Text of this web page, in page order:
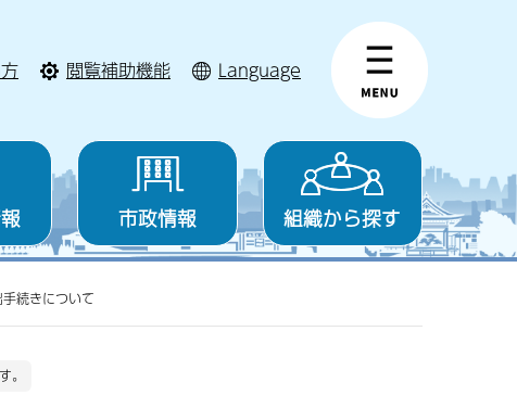
閲覧補助機能 Language
市政情報 組織から探す
続きについて
。